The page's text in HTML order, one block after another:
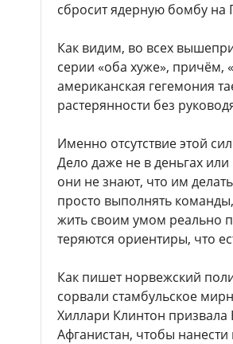
сбросит ядерную бомбу на
Как видим, во всех
серии «оба хуже»,
американская гегемония
растерянности без
Именно отсутствие этой
Дело даже не в деньгах
они не знают, что им
просто выполнять
жить своим умом реально
теряются ориентиры, что
Как пишет норвежский
сорвали стамбульское
Хиллари Клинтон
Афганистан, чтобы нанести